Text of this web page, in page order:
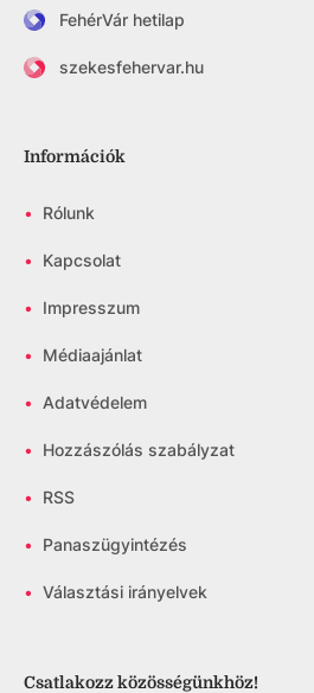
FehérVár hetilap
szekesfehervar.hu
Információk
• Rólunk
• Kapcsolat
• Impresszum
• Médiaajánlat
• Adatvédelem
• Hozzászólás szabályzat
• RSS
• Panaszügyintézés
• Választási irányelvek
Csatlakozz közösségünkhöz!